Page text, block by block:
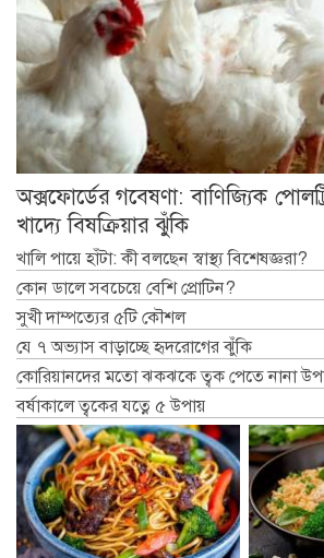
অক্সফোর্ডের গবেষণা: বাণিজ্যিক
খাদ্যে বিষক্রিয়ার ঝুঁকি
খালি পায়ে হাঁটা: কী বলছেন স্বাস্থ্য বিশেষজ্ঞরা?
কোন ডালে সবচেয়ে বেশি প্রোটিন?
সুখী দাম্পত্যের ৫টি কৌশল
যে ৭ অভ্যাস বাড়াচ্ছে হৃদরোগের ঝুঁকি
কোরিয়ানদের মতো ঝকঝকে ত্বক পেতে নানা
বর্ষাকালে ত্বকের যত্নে ৫ উপায়